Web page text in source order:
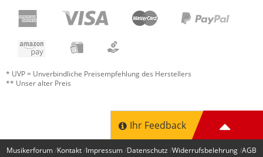
* UVP = Unverbindliche Preisempfehlung des Herstellers
** Unser alter Preis
Ihr Feedback
Musikerforum Kontakt Impressum Datenschutz Widerrufsbelehrung AGB